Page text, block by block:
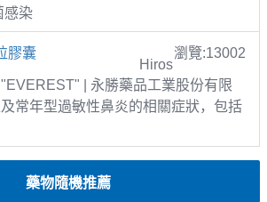
感染
膠囊 瀏覽:13002
Hiros
| 永勝藥品工業股份有限
常年型過敏性鼻炎的相關症狀，包括
藥物隨機推薦